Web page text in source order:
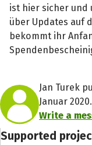
ist hier sicher und
über Updates auf
bekommt ihr
Jan Turek
Januar 2020.
Write a
Supported